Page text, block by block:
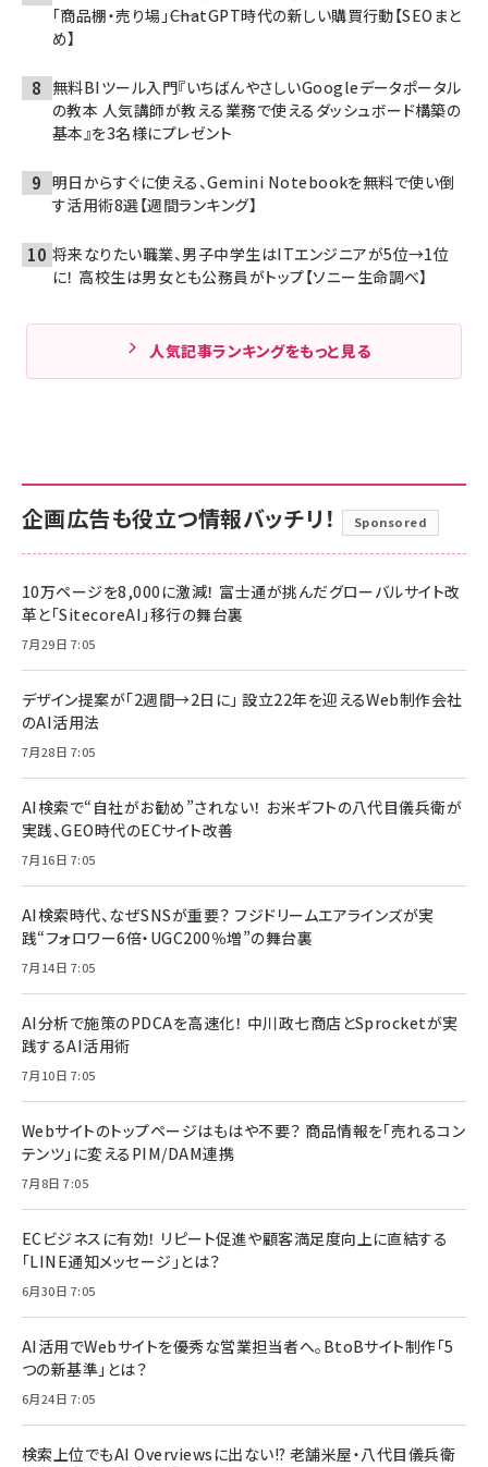
「商品棚・売り場」――ChatGPT時代の新しい購買行動【SEOまと
め】
無料BIツール入門『いちばんやさしいGoogleデータポータル
の教本 人気講師が教える業務で使えるダッシュボード構築の
基本』を3名様にプレゼント
明日からすぐに使える、Gemini Notebookを無料で使い倒
す活用術8選【週間ランキング】
将来なりたい職業、男子中学生はITエンジニアが5位→1位
に！ 高校生は男女とも公務員がトップ【ソニー生命調べ】
人気記事ランキングをもっと見る
企画広告も役立つ情報バッチリ！ Sponsored
10万ページを8,000に激減！ 富士通が挑んだグローバルサイト改
革と「SitecoreAI」移行の舞台裏
7月29日 7:05
デザイン提案が「2週間→2日に」 設立22年を迎えるWeb制作会社
のAI活用法
7月28日 7:05
AI検索で“自社がお勧め”されない！ お米ギフトの八代目儀兵衛が
実践、GEO時代のECサイト改善
7月16日 7:05
AI検索時代、なぜSNSが重要？ フジドリームエアラインズが実
践“フォロワー6倍・UGC200％増”の舞台裏
7月14日 7:05
AI分析で施策のPDCAを高速化！ 中川政七商店とSprocketが実
践するAI活用術
7月10日 7:05
Webサイトのトップページはもはや不要？ 商品情報を「売れるコン
テンツ」に変えるPIM/DAM連携
7月8日 7:05
ECビジネスに有効！ リピート促進や顧客満足度向上に直結する
「LINE通知メッセージ」とは？
6月30日 7:05
AI活用でWebサイトを優秀な営業担当者へ。BtoBサイト制作「5
つの新基準」とは？
6月24日 7:05
検索上位でもAI Overviewsに出ない!? 老舗米屋・八代目儀兵衛